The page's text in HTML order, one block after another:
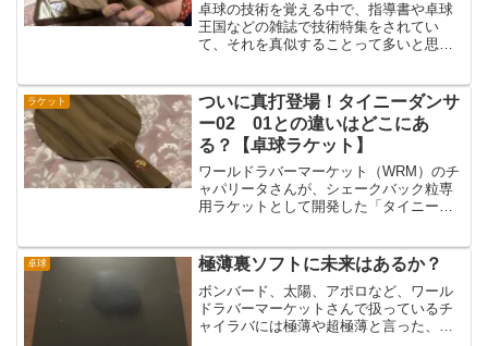
卓球の技術を覚える中で、指導書や卓球
王国などの雑誌で技術特集をされてい
て、それを真似することって多いと思い
厳密に、この差を体感しながら卓球がで
きているでしょうか？弾む用...
ラケット
ついに真打登場！タイニーダンサ
ー02 01との違いはどこにあ
る？【卓球ラケット】
ワールドラバーマーケット（WRM）のチ
ャパリータさんが、シェークバック粒専
用ラケットとして開発した「タイニーダ
されました。01の登場当初はニッタク...
卓球 極薄裏ソフトに未来はあるか？
ボンバード、太陽、アポロなど、ワール
ドラバーマーケットさんで扱っているチ
ャイラバには極薄や超極薄と言った、裏